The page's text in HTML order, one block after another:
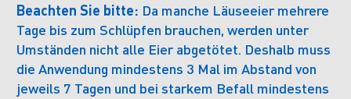
Beachten Sie bitte: Da manche Läuseeier mehrere
Tage bis zum Schlüpfen brauchen, werden unter
Umständen nicht alle Eier abgetötet. Deshalb muss
die Anwendung mindestens 3 Mal im Abstand von
jeweils 7 Tagen und bei starkem Befall mindestens